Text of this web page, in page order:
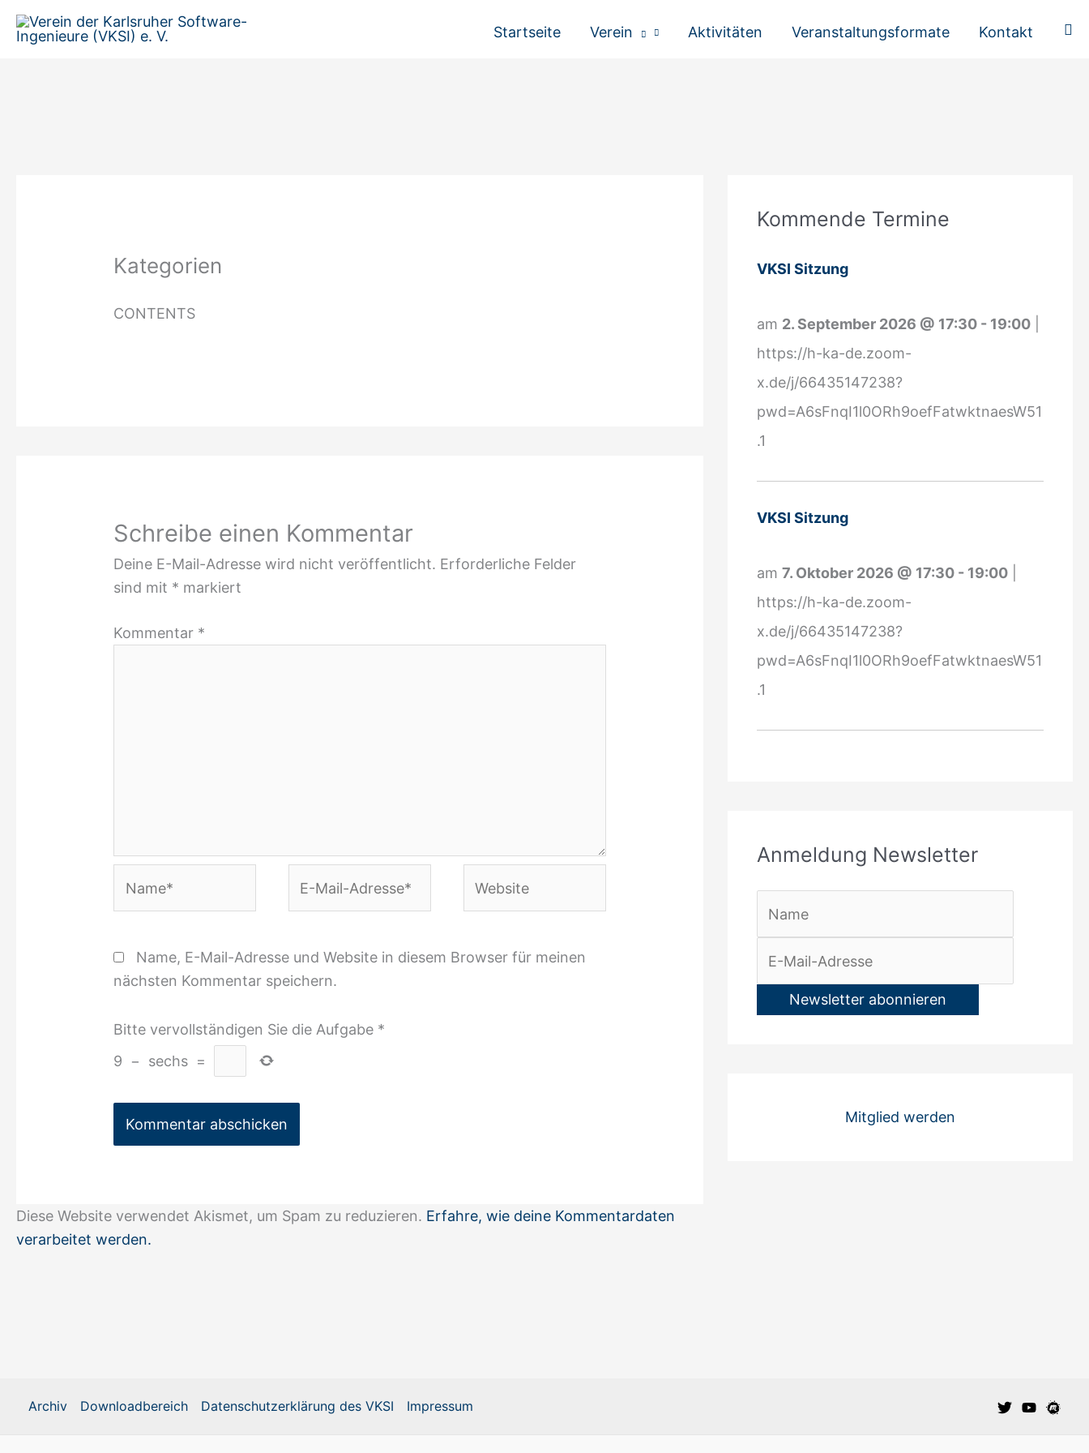
Zum
Inhalt
Startseite Verein Aktivitäten Veranstaltungsformate Kontakt
Kategorien
CONTENTS
Schreibe einen Kommentar
Deine E-Mail-Adresse wird nicht veröffentlicht. Erforderliche Felder
sind mit * markiert
Kommentar *
Mail-
Name, E-Mail-Adresse und Website in diesem Browser für meinen
nächsten Kommentar speichern.
Bitte vervollständigen Sie die Aufgabe *
9
− sechs =
Diese Website verwendet Akismet, um Spam zu reduzieren. Erfahre, wie deine Kommentardaten
verarbeitet werden.
Kommende Termine
VKSI Sitzung
am 2. September 2026 @ 17:30- 19:00|
https://h-ka-de.zoom-
x.de/j/66435147238?
pwd=A6sFnqI1l0ORh9oefFatwktnaesW51
.1
VKSI Sitzung
am 7. Oktober 2026 @ 17:30- 19:00|
https://h-ka-de.zoom-
x.de/j/66435147238?
pwd=A6sFnqI1l0ORh9oefFatwktnaesW51
.1
Anmeldung Newsletter
n
e
d
u
n
g
N
e
w
l
e
t
t
e
Mitglied werden
Archiv Downloadbereich Datenschutzerklärung des VKSI Impressum